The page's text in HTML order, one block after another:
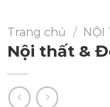
Trang chủ / NỘI
Nội thất &